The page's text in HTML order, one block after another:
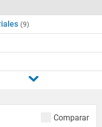
(9)
Comparar